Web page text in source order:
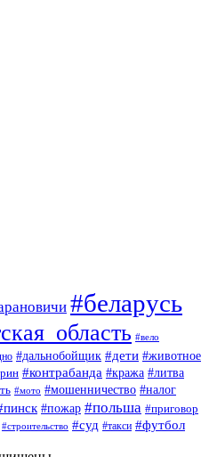
#беларусь
#вело
#дальнобойщик #дети #животное
#контрабанда #кража #литва
#мото #мошенничество #налог
#пожар #польша #приговор
#строительство #суд #такси #футбол